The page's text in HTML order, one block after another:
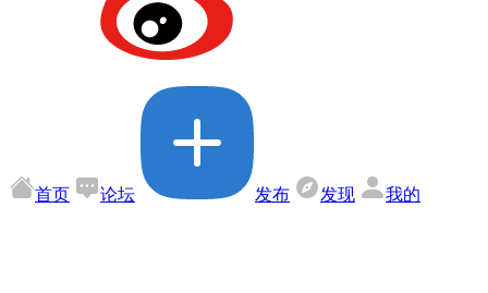
首页 论坛 发布 发现 我的